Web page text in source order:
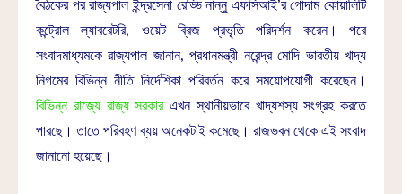
বৈঠকের পর রাজ্যপাল ইন্দ্রসেনা রেড্ডি নান্নু এফসিআই’র গোদাম কোয়ালিটি
কন্ট্রোল ল্যাবরেটরি, ওয়েট ব্রিজ প্রভৃতি পরিদর্শন করেন। পরে
সংবাদমাধ্যমকে রাজ্যপাল জানান, প্রধানমন্ত্রী নরেন্দ্র মোদি ভারতীয় খাদ্য
নিগমের বিভিন্ন নীতি নির্দেশিকা পরিবর্তন করে সময়োপযোগী করেছেন।
বিভিন্ন রাজ্যে রাজ্য সরকারএখন স্থানীয়ভাবে খাদ্যশস্য সংগ্রহ করতে
পারছে। তাতে পরিবহণ ব্যয় অনেকটাই কমেছে। রাজভবন থেকে এই সংবাদ
জানানো হয়েছে।